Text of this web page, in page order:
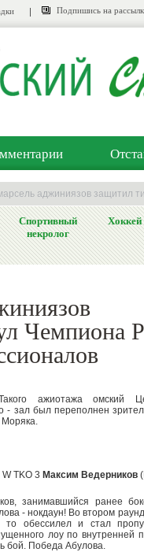
Подпишись на
аджиниязов защитил
Спортивный
некролог
Хоккей
Чемпиона
ажиотажа омский
- зал был переполнен
TKO 3 Максим Ведерников
занимавшийся ранее
- нокдаун! Во втором
то обессилел и стал
лоу по внутренней
бой. Победа Абулова.